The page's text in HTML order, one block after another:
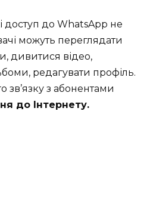
доступ до WhatsApp не
можуть переглядати
дивитися відео,
редагувати профіль.
з абонентами
до Інтернету.